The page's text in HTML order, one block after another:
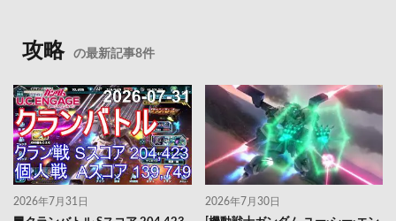
攻略 の最新記事8件
2026年7月31日 2026年7月30日